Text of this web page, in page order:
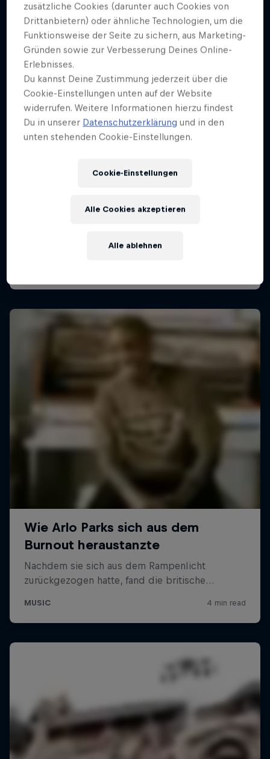
20 August 2026
zusätzliche Cookies (darunter auch Cookies von
Drittanbietern) oder ähnliche Technologien, um die
Funktionsweise der Seite zu sichern, aus Marketing-
Gründen sowie zur Verbesserung Deines Online-
Erlebnisses.
Du kannst Deine Zustimmung jederzeit über die
Cookie-Einstellungen unten auf der Website
widerrufen. Weitere Informationen hierzu findest
Du in unserer Datenschutzerklärung und in den
unten stehenden Cookie-Einstellungen.
Cookie-Einstellungen
Alle ablehnen
Alle Cookies akzeptieren